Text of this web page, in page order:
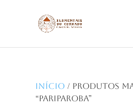
Início/ Produtos
“pariparoba”